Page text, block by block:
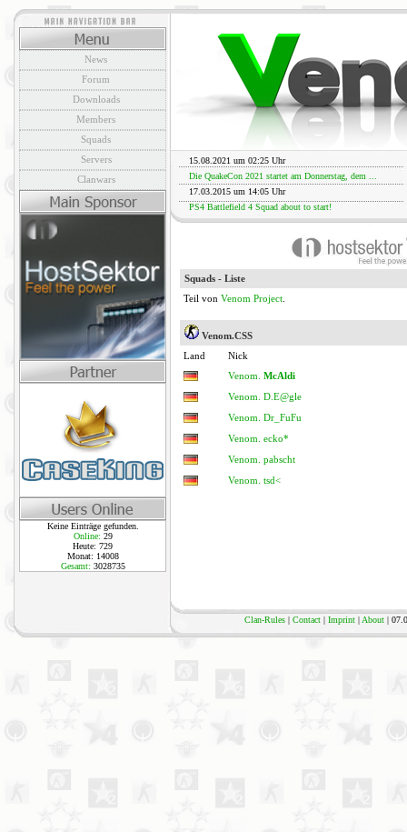
News
Forum
Downloads
Members
Squads
Servers
Clanwars
Keine Einträge gefunden.
Online: 29
Heute: 729
Monat: 14008
Gesamt: 3028735
15.08.2021 um 02:25 Uhr
Die QuakeCon 2021 startet am Donnerstag, dem ...
17.03.2015 um 14:05 Uhr
PS4 Battlefield 4 Squad about to start!
Squads - Liste
Teil von Venom Project
Venom.CSS
Land
Nick
Venom. McAldi
Venom. D.E@gle
Venom. Dr_FuFu
Venom. ecko*
Venom. pabscht
Venom. tsd<
Clan-Rules| Contact| Imprint| About|